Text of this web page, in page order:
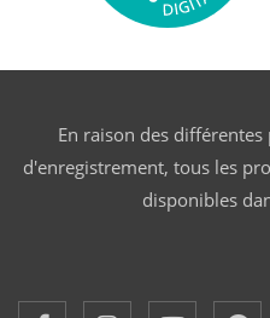
En raison des
d'enregistrement, tous les
disponibles